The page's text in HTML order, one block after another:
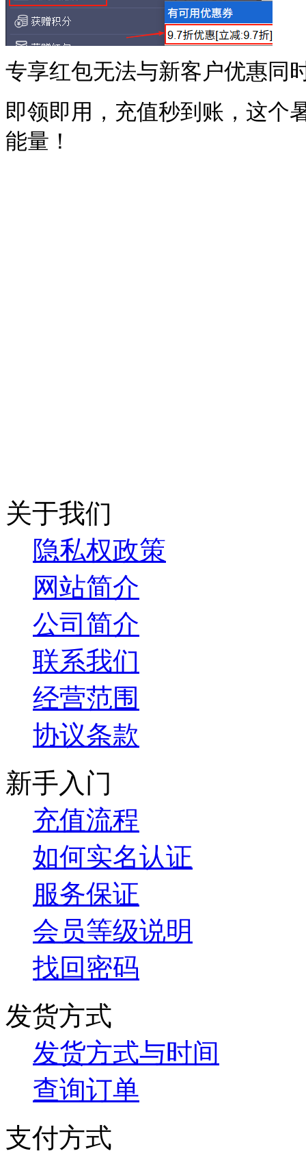
专享红包无法与新客户优惠同
即领即用，充值秒到账，这个
能量！
关于我们
隐私权政策
网站简介
公司简介
联系我们
经营范围
协议条款
新手入门
充值流程
如何实名认证
服务保证
会员等级说明
找回密码
发货方式
发货方式与时间
查询订单
支付方式